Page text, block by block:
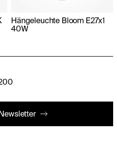
Hängeleuchte Bloom E27x1
40W